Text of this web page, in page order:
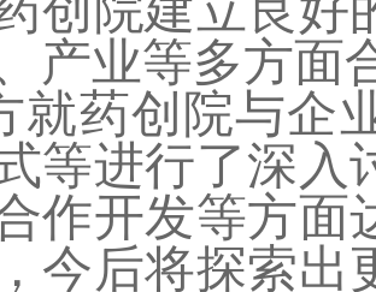
产业等多方面
就药创院与企
等进行了深入
作开发等方面
今后将探索出